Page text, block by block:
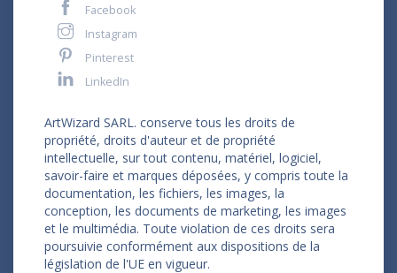
Facebook
Instagram
Pinterest
LinkedIn
ArtWizard SARL. conserve tous les droits de
propriété, droits d'auteur et de propriété
intellectuelle, sur tout contenu, matériel, logiciel,
savoir-faire et marques déposées, y compris toute la
documentation, les fichiers, les images, la
conception, les documents de marketing, les images
et le multimédia. Toute violation de ces droits sera
poursuivie conformément aux dispositions de la
législation de l'UE en vigueur.